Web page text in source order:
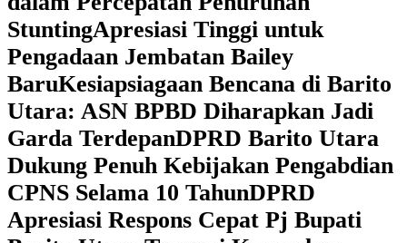
StuntingApresiasi Tinggi untuk
Pengadaan Jembatan Bailey
BaruKesiapsiagaan Bencana di Barito
Utara: ASN BPBD Diharapkan Jadi
Garda TerdepanDPRD Barito Utara
Dukung Penuh Kebijakan Pengabdian
CPNS Selama 10 TahunDPRD
Apresiasi Respons Cepat Pj Bupati